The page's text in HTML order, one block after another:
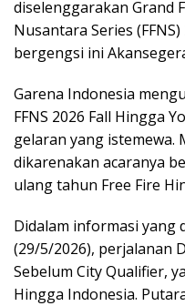
diselenggarakan Grand
Nusantara Series
bergengsi ini
Garena Indonesia
FFNS 2026 Fall Hingga
gelaran yang istemewa.
dikarenakan acaranya
ulang tahun Free Fire
Didalam informasi yang
(29/5/2026), perjalanan
Sebelum City Qualifier,
Hingga Indonesia.